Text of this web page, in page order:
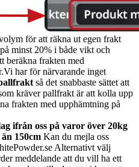
för att räkna ut egen frakt
minst 20% i både vikt och
beräkna frakten med
har för närvarande inget
så det snabbaste sättet att
kräver pallfrakt är att kolla upp
frakten med upphämtning på
ifrån oss på varor över 20kg
150cm Kan du mejla oss
Alternativt välj
meddelande att du vill ha ett